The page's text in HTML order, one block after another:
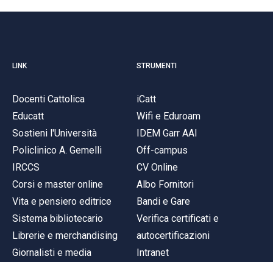
LINK
Docenti Cattolica
Educatt
Sostieni l'Università
Policlinico A. Gemelli
IRCCS
Corsi e master online
Vita e pensiero editrice
Sistema bibliotecario
Librerie e merchandising
Giornalisti e media
STRUMENTI
iCatt
Wifi e Eduroam
IDEM Garr AAI
Off-campus
CV Online
Albo Fornitori
Bandi e Gare
Verifica certificati e
autocertificazioni
Intranet